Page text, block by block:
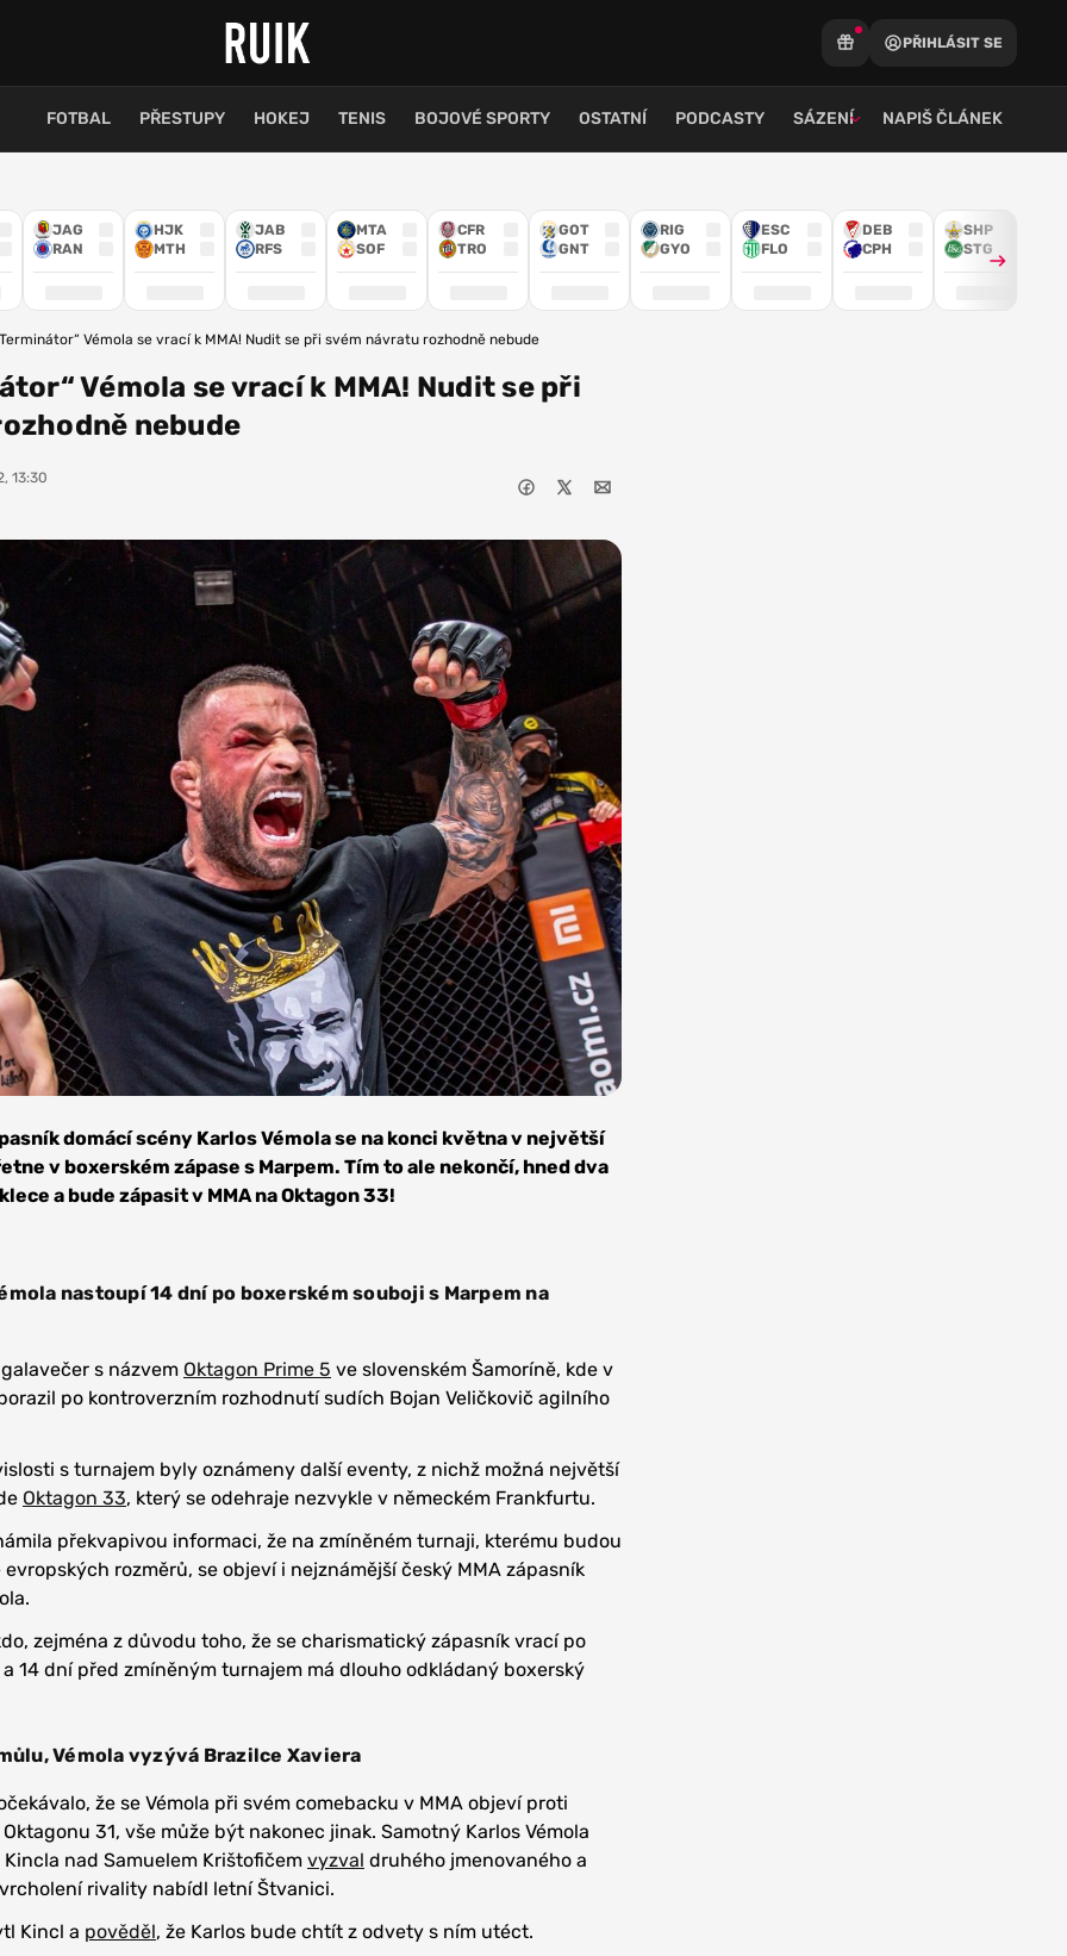
PŘIHLÁSIT SE
FOTBAL PŘESTUPY HOKEJ TENIS BOJOVÉ SPORTY OSTATNÍ PODCASTY SÁZENÍ NAPIŠ ČLÁNEK
JAG
RAN
HJK
MTH
JAB
RFS
MTA
SOF
CFR
TRO
GOT
GNT
RIG
GYO
ESC
FLO
DEB
CPH
SHP
STG
Vémola se vrací k MMA! Nudit se při svém návratu rozhodně nebude
Vémola se vrací k MMA! Nudit se při
nebude
13:30
domácí scény Karlos Vémola se na konci května v největší
v boxerském zápase s Marpem. Tím to ale nekončí, hned dva
a bude zápasit v MMA na Oktagon 33!
nastoupí 14 dní po boxerském souboji s Marpem na
s názvem Oktagon Prime 5 ve slovenském Šamoríně, kde v
po kontroverzním rozhodnutí sudích Bojan Veličkovič agilního
s turnajem byly oznámeny další eventy, z nichž možná největší
Oktagon 33, který se odehraje nezvykle v německém Frankfurtu.
překvapivou informaci, že na zmíněném turnaji, kterému budou
rozměrů, se objeví i nejznámější český MMA zápasník
zejména z důvodu toho, že se charismatický zápasník vrací po
14 dní před zmíněným turnajem má dlouho odkládaný boxerský
Vémola vyzývá Brazilce Xaviera
že se Vémola při svém comebacku v MMA objeví proti
31, vše může být nakonec jinak. Samotný Karlos Vémola
nad Samuelem Krištofičem vyzval druhého jmenovaného a
rivality nabídl letní Štvanici.
Kincl a pověděl, že Karlos bude chtít z odvety s ním utéct.